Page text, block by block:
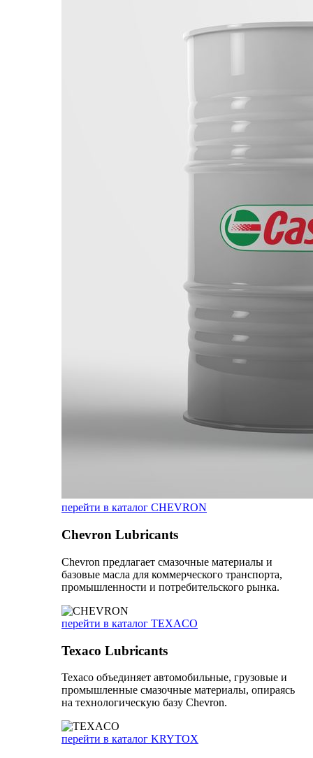
перейти в каталог CHEVRON
Chevron Lubricants
Chevron предлагает смазочные материалы и
базовые масла для коммерческого транспорта,
промышленности и потребительского рынка.
перейти в каталог TEXACO
Texaco Lubricants
Texaco объединяет автомобильные, грузовые и
промышленные смазочные материалы, опираясь
на технологическую базу Chevron.
перейти в каталог KRYTOX